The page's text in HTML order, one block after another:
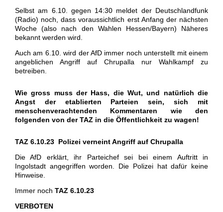
Selbst am 6.10. gegen 14:30 meldet der Deutschlandfunk
(Radio) noch, dass voraussichtlich erst Anfang der nächsten
Woche (also nach den Wahlen Hessen/Bayern) Näheres
bekannt werden wird.
Auch am 6.10. wird der AfD immer noch unterstellt mit einem
angeblichen Angriff auf Chrupalla nur Wahlkampf zu
betreiben.
Wie gross muss der Hass, die Wut, und natürlich die
Angst der etablierten Parteien sein, sich mit
menschenverachtenden Kommentaren wie den
folgenden von der TAZ in die Öffentlichkeit zu wagen!
TAZ 6.10.23 Polizei verneint Angriff auf Chrupalla
Die AfD erklärt, ihr Parteichef sei bei einem Auftritt in
Ingolstadt angegriffen worden. Die Polizei hat dafür keine
Hinweise.
Immer noch TAZ 6.10.23
VERBOTEN